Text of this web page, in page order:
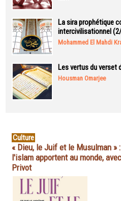
La sira prophétique
intercivilisationnel
Mohammed El Mahdi
Les vertus du verset
Housman Omarjee
Culture
« Dieu, le Juif et le Musulman »
l'islam apportent au monde,
Privot